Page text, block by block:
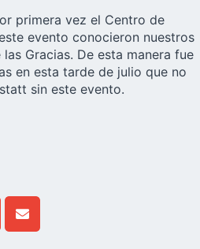
primera vez el Centro de
evento conocieron nuestros
las Gracias. De esta manera fue
en esta tarde de julio que no
sin este evento.